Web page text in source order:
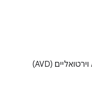
מאפשר ליצור ולנהל מכשירי Android וירטואליים (AVD)